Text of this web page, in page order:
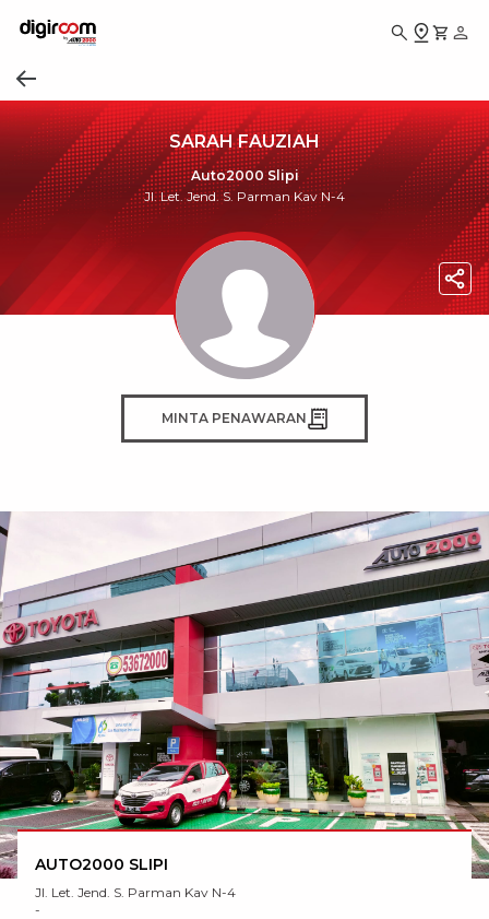
SARAH FAUZIAH
Auto2000 Slipi
Jl. Let. Jend. S. Parman Kav N-4
MINTA PENAWARAN
AUTO2000 SLIPI
Jl. Let. Jend. S. Parman Kav N-4
-